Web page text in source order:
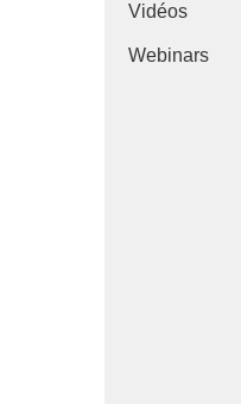
Vidéos
Webinars